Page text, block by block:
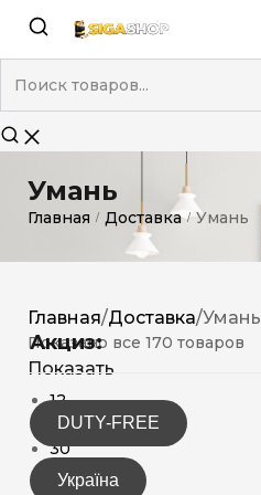
Умань
Главная / Доставка / Умань
Акциз:
DUTY-FREE
Україна
Главная/Доставка/Умань
Показано все 170 товаров
Показать
12
15
30